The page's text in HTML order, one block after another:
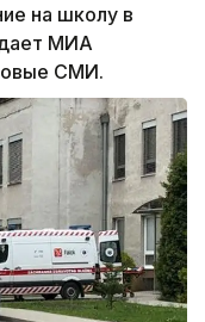
на школу в
МИА
СМИ.